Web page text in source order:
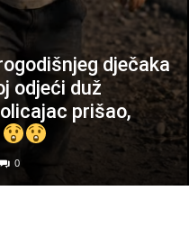
dječaka
odjeći duž
prišao,
0